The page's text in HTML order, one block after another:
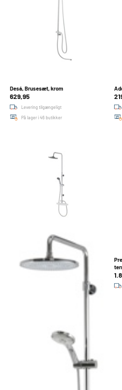
Desá, Brusesæt, krom
629,95
Levering tilgængeligt
På lager i 46 butikker
Bluerain, Brusesæt, Spa, u.
blandingsbatteri